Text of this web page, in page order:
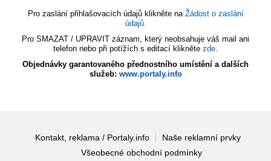
Pro zaslání přihlašovacích údajů klikněte na Žádost o zaslání
údajů.
Pro SMAZAT / UPRAVIT záznam, který neobsahuje váš mail ani
telefon nebo při potížích s editací klikněte zde.
Objednávky garantovaného přednostního umístění a dalších
služeb: www.portaly.info
Kontakt, reklama / Portaly.info
Naše reklamní prvky
Všeobecné obchodní podmínky